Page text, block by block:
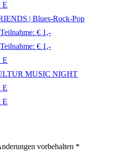
E
| Blues-Rock-Pop
€ 1,-
€ 1,-
E
MUSIC NIGHT
E
E
vorbehalten *